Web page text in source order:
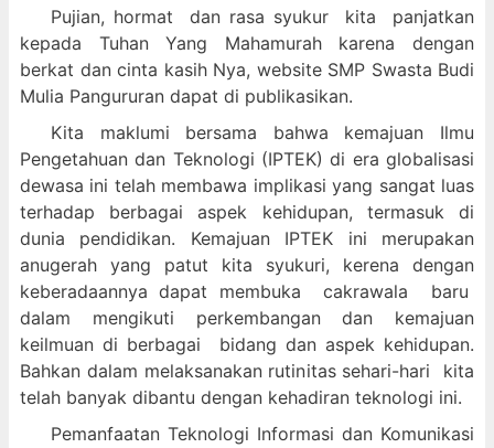
Pujian, hormat dan rasa syukur kita panjatkan
kepada Tuhan Yang Mahamurah karena dengan
berkat dan cinta kasih Nya, website SMP Swasta Budi
Mulia Pangururan dapat di publikasikan.
Kita maklumi bersama bahwa kemajuan Ilmu
Pengetahuan dan Teknologi (IPTEK) di era globalisasi
dewasa ini telah membawa implikasi yang sangat luas
terhadap berbagai aspek kehidupan, termasuk di
dunia pendidikan. Kemajuan IPTEK ini merupakan
anugerah yang patut kita syukuri, kerena dengan
keberadaannya dapat membuka cakrawala baru
dalam mengikuti perkembangan dan kemajuan
keilmuan di berbagai bidang dan aspek kehidupan.
Bahkan dalam melaksanakan rutinitas sehari-hari kita
telah banyak dibantu dengan kehadiran teknologi ini.
Pemanfaatan Teknologi Informasi dan Komunikasi